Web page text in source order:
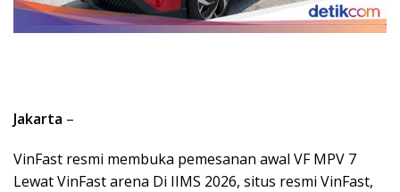
Jakarta –
VinFast resmi membuka pemesanan awal VF MPV 7
Lewat VinFast arena Di IIMS 2026, situs resmi VinFast,